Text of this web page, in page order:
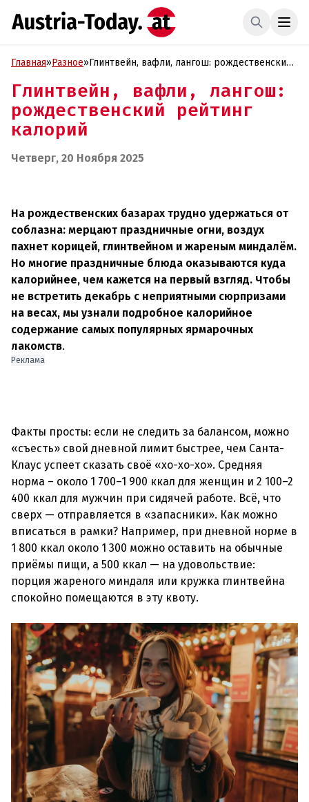
Главная»Разное»Глинтвейн, вафли, лангош: рождественский
Глинтвейн, вафли, лангош:
рождественский рейтинг
калорий
Четверг, 20 Ноября 2025
На рождественских базарах трудно удержаться от
соблазна: мерцают праздничные огни, воздух
пахнет корицей, глинтвейном и жареным миндалём.
Но многие праздничные блюда оказываются куда
калорийнее, чем кажется на первый взгляд. Чтобы
не встретить декабрь с неприятными сюрпризами
на весах, мы узнали подробное калорийное
содержание самых популярных ярмарочных
лакомств.
Реклама
Факты просты: если не следить за балансом, можно
«съесть» свой дневной лимит быстрее, чем Санта-
Клаус успеет сказать своё «хо-хо-хо». Средняя
норма – около 1 700–1 900 ккал для женщин и 2 100–2
400 ккал для мужчин при сидячей работе. Всё, что
сверх — отправляется в «запасники». Как можно
вписаться в рамки? Например, при дневной норме в
1 800 ккал около 1 300 можно оставить на обычные
приёмы пищи, а 500 ккал — на удовольствие:
порция жареного миндаля или кружка глинтвейна
спокойно помещаются в эту квоту.